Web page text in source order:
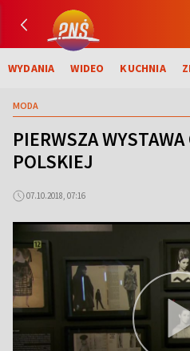
WYDANIA WIDEO KUCHNIA
MODA
PIERWSZA
POLSKIEJ
07.10.2018, 07:16